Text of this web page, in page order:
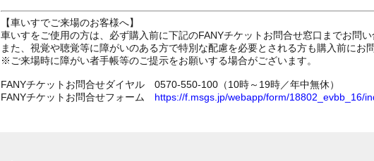
【車いすでご来場のお客様へ】
車いすをご使用の方は、必ず購入前に下記のFANYチケットお問合せ窓口までお問い
また、視覚や聴覚等に障がいのある方で特別な配慮を必要とされる方も購入前にお
※ご来場時に障がい者手帳等のご提示をお願いする場合がございます。
FANYチケットお問合せダイヤル 0570-550-100（10時～19時／年中無休）
FANYチケットお問合せフォーム https://f.msgs.jp/webapp/form/18802_evbb_16/